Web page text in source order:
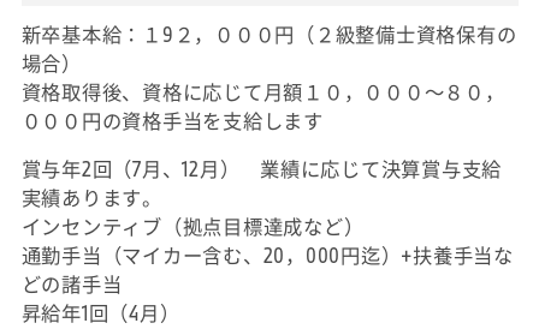
新卒基本給：１9２，０００円（２級整備士資格保有の
場合）
資格取得後、資格に応じて月額１０，０００～８０，
０００円の資格手当を支給します
賞与年2回（7月、12月） 業績に応じて決算賞与支給
実績あります。
インセンティブ（拠点目標達成など）
通勤手当（マイカー含む、20，000円迄）+扶養手当な
どの諸手当
昇給年1回（4月）